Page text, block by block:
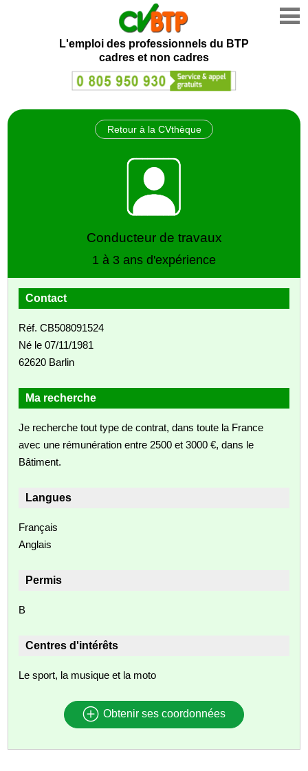
L'emploi des professionnels du BTP
cadres et non cadres
Retour à la CVthèque
Conducteur de travaux
1 à 3 ans d'expérience
Contact
Réf. CB508091524
Né le 07/11/1981
62620 Barlin
Ma recherche
Je recherche tout type de contrat, dans toute la France
avec une rémunération entre 2500 et 3000 €, dans le
Bâtiment.
Langues
Français
Anglais
Permis
B
Centres d'intérêts
Le sport, la musique et la moto
Obtenir ses coordonnées